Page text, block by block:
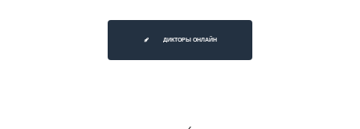
ДИКТОРЫ ОНЛАЙН